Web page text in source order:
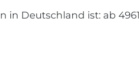
in Deutschland ist: ab